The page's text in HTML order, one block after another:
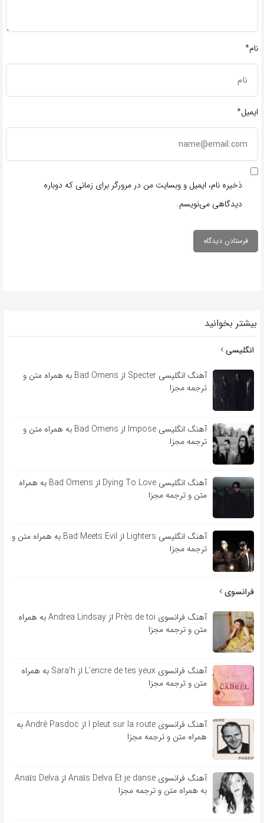
نام*
ایمیل*
ذخیره نام، ایمیل و وبسایت من در مرورگر برای زمانی که دوباره
دیدگاهی می‌نویسم.
بیشتر بخوانید
انگلیسی
آهنگ انگلیسی Specter از Bad Omens به همراه متن و
ترجمه مجزا
آهنگ انگلیسی Impose از Bad Omens به همراه متن و
ترجمه مجزا
آهنگ انگلیسی Dying To Love از Bad Omens به همراه
متن و ترجمه مجزا
آهنگ انگلیسی Lighters از Bad Meets Evil به همراه متن و
ترجمه مجزا
فرانسوی
آهنگ فرانسوی Près de toi از Andrea Lindsay به همراه
متن و ترجمه مجزا
آهنگ فرانسوی L’encre de tes yeux از Sara’h به همراه
متن و ترجمه مجزا
آهنگ فرانسوی l pleut sur la route از André Pasdoc به
همراه متن و ترجمه مجزا
آهنگ فرانسوی Anaïs Delva Et je danse از Anaïs Delva
به همراه متن و ترجمه مجزا